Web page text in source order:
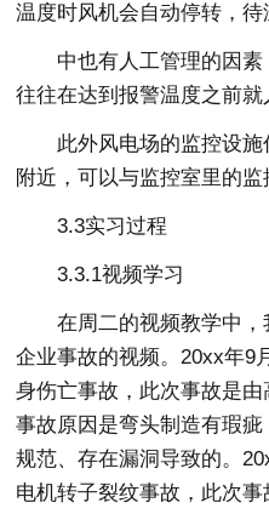
温度时风机会自动停转，
中也有人工管理的因素
往往在达到报警温度之前就
此外风电场的监控设
附近，可以与监控室里的监
3.3实习过程
3.3.1视频学习
在周二的视频教学中
企业事故的视频。20xx年9
身伤亡事故，此次事故是由
事故原因是弯头制造有瑕
规范、存在漏洞导致的。
电机转子裂纹事故，此次